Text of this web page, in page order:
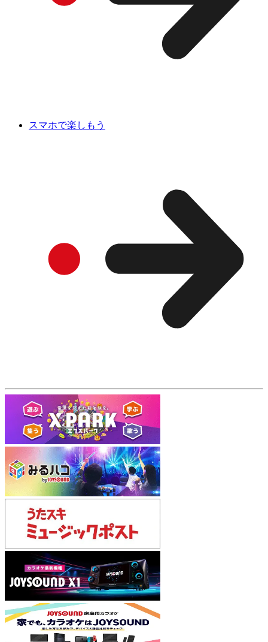
スマホで楽しもう